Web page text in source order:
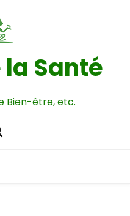
la Santé
Bien-être, etc.